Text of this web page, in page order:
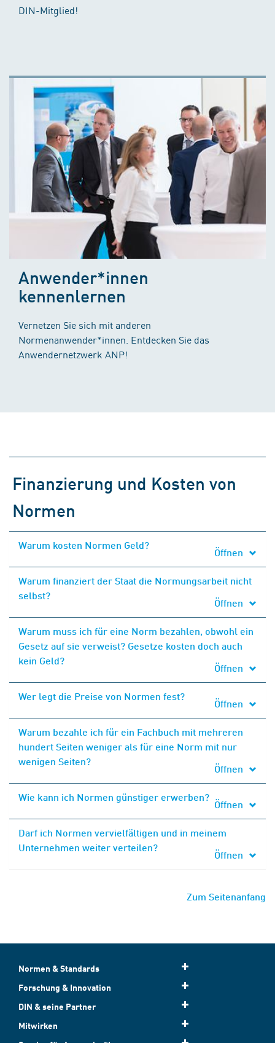
DIN-Mitglied!
Anwender*innen
kennenlernen
Vernetzen Sie sich mit anderen
Normenanwender*innen. Entdecken Sie das
Anwendernetzwerk ANP!
Finanzierung und Kosten von
Normen
Warum kosten Normen Geld?
Öffnen
Warum finanziert der Staat die Normungsarbeit nicht
selbst?
Öffnen
Warum muss ich für eine Norm bezahlen, obwohl ein
Gesetz auf sie verweist? Gesetze kosten doch auch
kein Geld?
Öffnen
Wer legt die Preise von Normen fest?
Öffnen
Warum bezahle ich für ein Fachbuch mit mehreren
hundert Seiten weniger als für eine Norm mit nur
wenigen Seiten?
Öffnen
Wie kann ich Normen günstiger erwerben?
Öffnen
Darf ich Normen vervielfältigen und in meinem
Unternehmen weiter verteilen?
Öffnen
Zum Seitenanfang
Normen & Standards
Forschung & Innovation
DIN & seine Partner
Mitwirken